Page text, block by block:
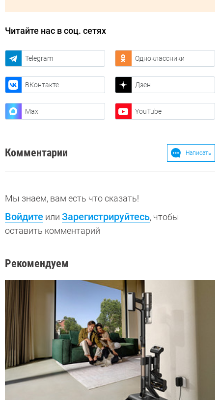
Читайте нас в соц. сетях
Telegram Одноклассники
ВКонтакте Дзен
Max YouTube
Комментарии Написать
Мы знаем, вам есть что сказать!
Войдите или Зарегистрируйтесь, чтобы
оставить комментарий
Рекомендуем